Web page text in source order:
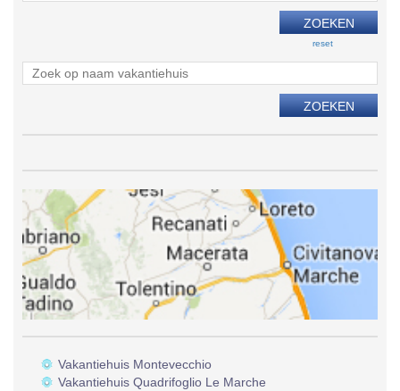
reset
Vakantiehuis Montevecchio
Vakantiehuis Quadrifoglio Le Marche